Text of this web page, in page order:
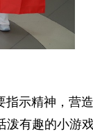
示精神，营
有趣的小游